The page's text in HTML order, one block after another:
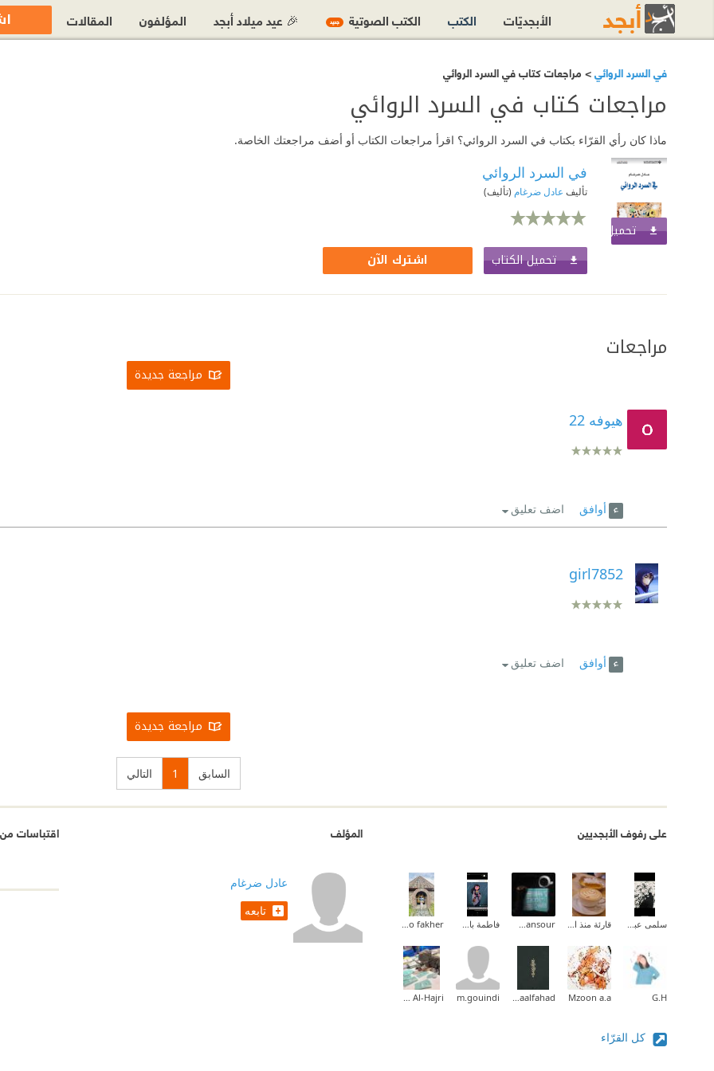
في السرد الروائي> مراجعات كتاب في السرد الروائي
مراجعات كتاب في السرد الروائي
ماذا كان رأي القرّاء بكتاب في السرد الروائي؟ اقرأ مراجعات الكتاب أو أضف مراجعتك الخاصة.
تحميل الكتاب اشترك الآن
في السرد الروائي
تأليف عادل ضرغام (تأليف)
تحميل الكتاب اشترك الآن
مراجعات
مراجعة جديدة
هيوفه 22
أوافق اضف تعليق
girl7852
أوافق اضف تعليق
مراجعة جديدة
السابق 1 التالي
على رفوف الأبجديين
سلمى عبدالله . قارئة منذ القدم Iman Mansour فاطمة باشافعي Yasmine f. abo fakher
G.H
Mzoon a.a
Asmaalfahad
m.gouindi
Mariam Al-Hajri
كل القرّاء
المؤلف
عادل ضرغام
تابعه
اقتباسات من
الأبجديّات الكتب الكتب الصوتية جديد 🎉 عيد ميلاد أبجد المؤلفون المقالات